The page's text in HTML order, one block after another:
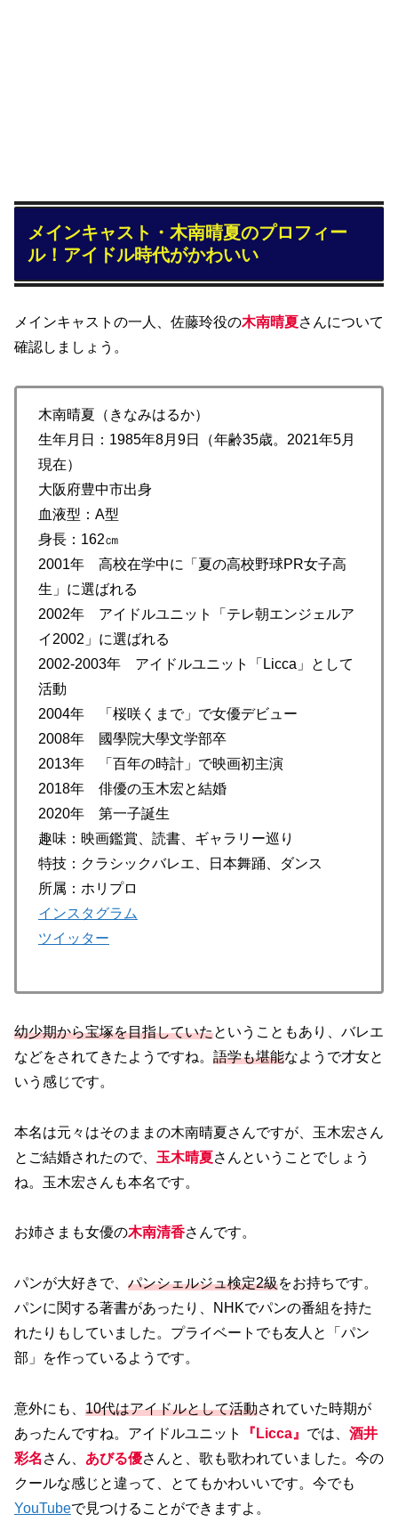
メインキャスト・木南晴夏のプロフィー
ル！アイドル時代がかわいい
メインキャストの一人、佐藤玲役の木南晴夏さんについて
確認しましょう。
木南晴夏（きなみはるか）
生年月日：1985年8月9日（年齢35歳。2021年5月
現在）
大阪府豊中市出身
血液型：A型
身長：162㎝
2001年 高校在学中に「夏の高校野球PR女子高
生」に選ばれる
2002年 アイドルユニット「テレ朝エンジェルア
イ2002」に選ばれる
2002-2003年 アイドルユニット「Licca」として
活動
2004年 「桜咲くまで」で女優デビュー
2008年 國學院大學文学部卒
2013年 「百年の時計」で映画初主演
2018年 俳優の玉木宏と結婚
2020年 第一子誕生
趣味：映画鑑賞、読書、ギャラリー巡り
特技：クラシックバレエ、日本舞踊、ダンス
所属：ホリプロ
インスタグラム
ツイッター
幼少期から宝塚を目指していたということもあり、バレエ
などをされてきたようですね。 語学も堪能なようで才女と
いう感じです。
本名は元々はそのままの木南晴夏さんですが、玉木宏さん
とご結婚されたので、 玉木晴夏さんということでしょう
ね。玉木宏さんも本名です。
お姉さまも女優の木南清香さんです。
パンが大好きで、 パンシェルジュ検定2級をお持ちです。
パンに関する著書があったり、NHKでパンの番組を持た
れたりもしていました。プライベートでも友人と「パン
部」を作っているようです。
意外にも、 10代はアイドルとして活動されていた時期が
あったんですね。アイドルユニット
『Licca』 では、 酒井
彩名 さん、 あびる優さんと、歌も歌われていました。今の
クールな感じと違って、とてもかわいいです。今でも
YouTubeで見つけることができますよ。